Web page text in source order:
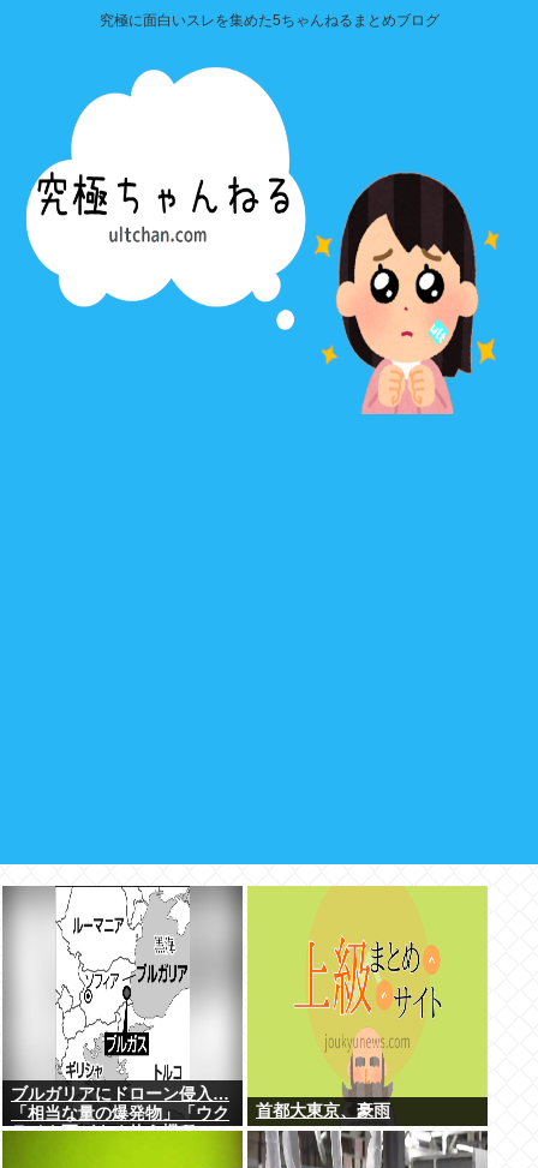
究極に面白いスレを集めた5ちゃんねるまとめブログ
ブルガリアにドローン侵入…
「相当な量の爆発物」「ウク
ライナ軍がよく使う機種」
首都大東京、豪雨